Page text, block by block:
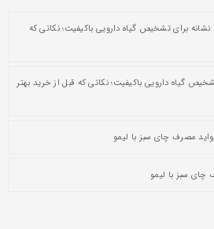
۷ نشانه برای تشخیص گیاه دارویی باکیفیت؛ نکاتی که
گیاه دارویی باکیفیت؛ نکاتی که قبل از خرید بهتر
مصرف چای سبز با لیمو
چای سبز با لیمو